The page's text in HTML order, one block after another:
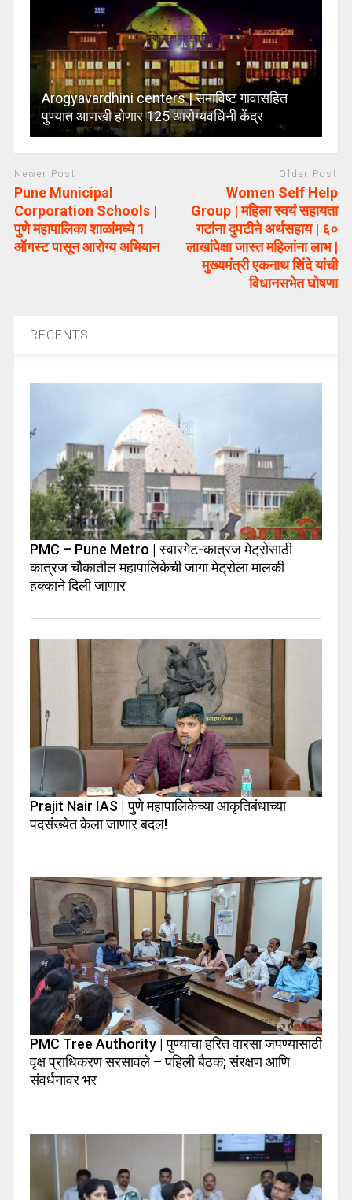
Arogyavardhini centers | समाविष्ट गावासहित
पुण्यात आणखी होणार 125 आरोग्यवर्धिनी केंद्र
Newer Post
Pune Municipal
Corporation Schools |
पुणे महापालिका शाळांमध्ये 1
ऑगस्ट पासून आरोग्य अभियान
Older Post
Women Self Help
Group | महिला स्वयं सहायता
गटांना दुपटीने अर्थसहाय | ६०
लाखांपेक्षा जास्त महिलांना लाभ |
मुख्यमंत्री एकनाथ शिंदे यांची
विधानसभेत घोषणा
RECENTS
PMC – Pune Metro | स्वारगेट-कात्रज मेट्रोसाठी
कात्रज चौकातील महापालिकेची जागा मेट्रोला मालकी
हक्काने दिली जाणार
Prajit Nair IAS | पुणे महापालिकेच्या आकृतिबंधाच्या
पदसंख्येत केला जाणार बदल!
PMC Tree Authority | पुण्याचा हरित वारसा जपण्यासाठी
वृक्ष प्राधिकरण सरसावले – पहिली बैठक; संरक्षण आणि
संवर्धनावर भर